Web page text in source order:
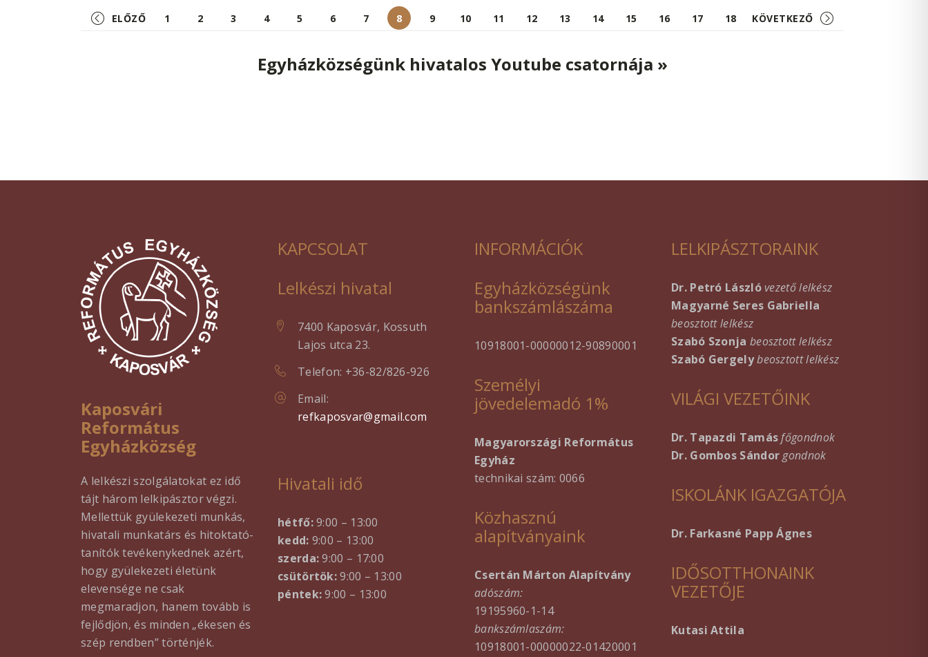
ELŐZŐ 1 2 3 4 5 6 7 8 9 10 11 12 13 14 15 16 17 18 KÖVETKEZŐ
Egyházközségünk hivatalos Youtube csatornája »
Kaposvári
Református
Egyházközség
A lelkészi szolgálatokat ez idő
tájt három lelkipásztor végzi.
Mellettük gyülekezeti munkás,
hivatali munkatárs és hitoktató-
tanítók tevékenykednek azért,
hogy gyülekezeti életünk
elevensége ne csak
megmaradjon, hanem tovább is
fejlődjön, és minden „ékesen és
szép rendben” történjék.
KAPCSOLAT
Lelkészi hivatal
7400 Kaposvár, Kossuth
Lajos utca 23.
Telefon: +36-82/826-926
Email:
refkaposvar@gmail.com
Hivatali idő
hétfő:9:00 – 13:00
kedd: 9:00 – 13:00
szerda:9:00 – 17:00
csütörtök:9:00 – 13:00
péntek:9:00 – 13:00
INFORMÁCIÓK
Egyházközségünk
bankszámlászáma
10918001-00000012-90890001
Személyi
jövedelemadó 1%
Magyarországi Református
Egyház
technikai szám: 0066
Közhasznú
alapítványaink
Csertán Márton Alapítvány
adószám:
19195960-1-14
bankszámlaszám:
10918001-00000022-01420001
LELKIPÁSZTORAINK
Dr. Petró Lászlóvezető lelkész
Magyarné Seres Gabriella
beosztott lelkész
Szabó Szonja beosztott lelkész
Szabó Gergelybeosztott lelkész
VILÁGI VEZETŐINK
Dr. Tapazdi Tamásfőgondnok
Dr. Gombos Sándorgondnok
ISKOLÁNK IGAZGATÓJA
Dr. Farkasné Papp Ágnes
IDŐSOTTHONAINK
VEZETŐJE
Kutasi Attila